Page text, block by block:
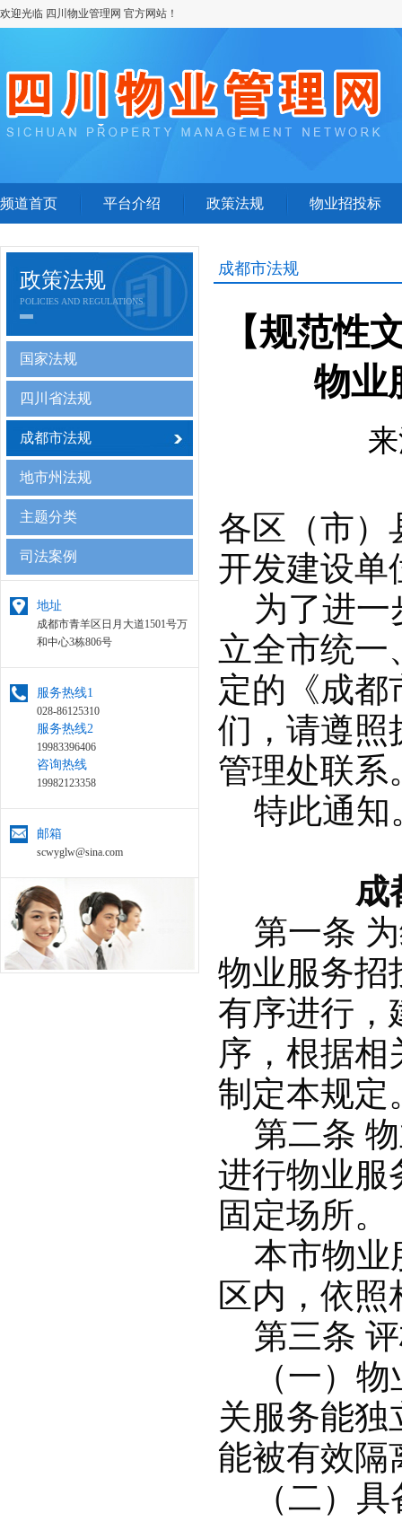
欢迎光临 四川物业管理网 官方网站！
频道首页 平台介绍 政策法规 物业招投标
政策法规
POLICIES AND REGULATIONS
国家法规
四川省法规
成都市法规
地市州法规
主题分类
司法案例
地址
成都市青羊区日月大道1501号万
和中心3栋806号
服务热线1
028-86125310
服务热线2
19983396406
咨询热线
19982123358
邮箱
scwyglw@sina.com
成都市法规
【规范性
物业
各区（市）
开发建设单
为了进一
立全市统一
定的《成都
们，请遵照
管理处联系
特此通知
成
第一条 为
物业服务招
有序进行，
序，根据
制定本规定
第二条 物
进行物业服
固定场所。
本市物业
区内，依
第三条 评
（一）物
关服务能独
能被有效隔
（二）具